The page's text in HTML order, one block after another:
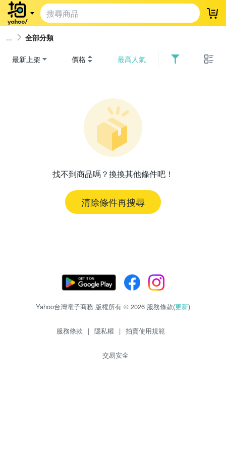
登
全部分類
最新上架 價格 最高人氣
找不到商品嗎？換換其他條件吧！
清除條件再搜尋
Yahoo台灣電子商務 版權所有 © 2026 服務條款(更新)
服務條款 | 隱私權 | 拍賣使用規範
交易安全